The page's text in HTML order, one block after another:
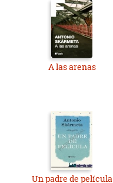
A las arenas
Un padre de película